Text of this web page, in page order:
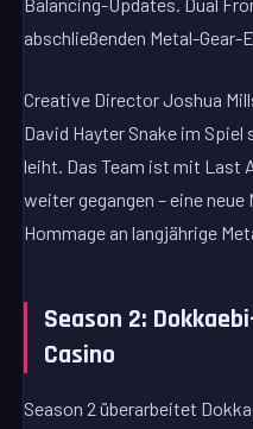
abschließenden Metal-Gear-
Creative Director Joshua
David Hayter Snake im
leiht. Das Team ist mit Last
weiter gegangen – eine
Hommage an langjährige
Season 2:
Casino
Season 2 überarbeitet